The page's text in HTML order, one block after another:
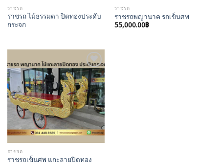
ราชรถ
ราชรถ ไม้ธรรมดา ปิดทองประดับ
กระจก
ราชรถ
ราชรถพญานาค รถเข็นศพ
55,000.00฿
Add to
Wishlist
ราชรถ
ราชรถเข็นศพ แกะลายปิดทอง